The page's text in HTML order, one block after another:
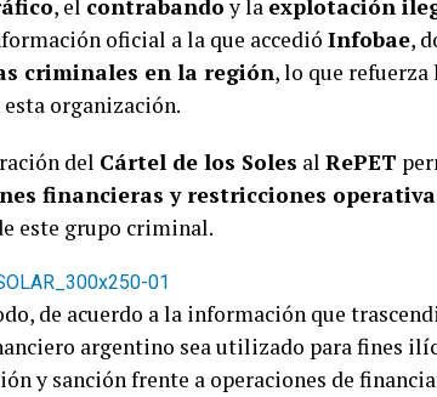
, el contrabandoy la explotación
oficial a la que accedió Infobae,
criminales en la región, lo que refuerza
organización.
del Cártel de los Soles al RePET
financieras y restricciones
este grupo criminal.
de acuerdo a la información que
argentino sea utilizado para fines
y sanción frente a operaciones de